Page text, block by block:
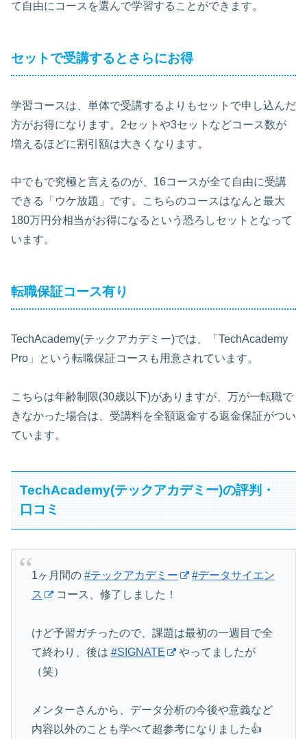
て自由にコースを選んで学習することができます。
セットで受講するとさらにお得
学習コースは、単体で受講するよりもセットで申し込んだ
方がお得になります。2セットや3セットなどコース数が
増えるほどに割引額は大きくなります。
中でもで究極と言えるのが、16コースが全て自由に受講
できる「ウケ放題」です。こちらのコースはなんと最大
180万円分相当がお得になるという恐ろしセットとなって
います。
転職保証コース有り
TechAcademy(テックアカデミー)では、「TechAcademy
Pro」という転職保証コースも用意されています。
こちらは年齢制限(30歳以下)がありますが、万が一転職で
きなかった場合は、受講料を全額返金する返金保証がつい
ています。
TechAcademy(テックアカデミー)の評判・
口コミ
1ヶ月間の #テックアカデミー
#データサイエン
ス
コース、修了しました！
けど予習ガチったので、課題は最初の一週目で全
て終わり、後は #SIGNATE
やってましたが
（笑）
メンターさんから、データ分析の今後や意義など
内容以外のことも学べて超参考になりました👍